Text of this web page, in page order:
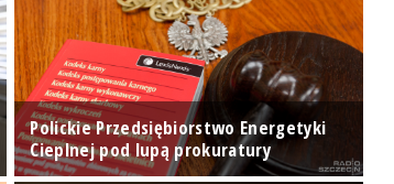
Polickie Przedsiębiorstwo Energetyki
Cieplnej pod lupą prokuratury